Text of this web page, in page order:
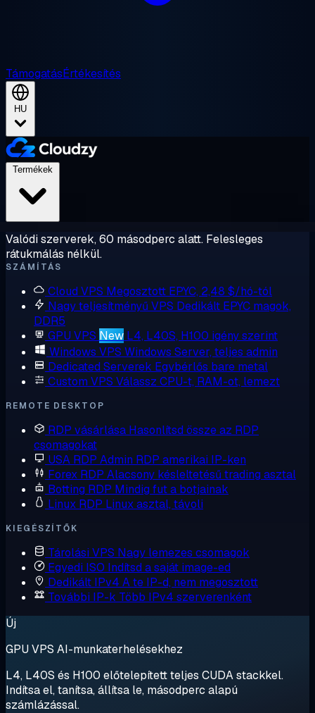
TámogatásÉrtékesítés
HU
Valódi szerverek, 60 másodperc alatt. Felesleges
rátukmálás nélkül.
SZÁMÍTÁS
Cloud VPS Megosztott EPYC, 2,48 $/hó-tól
Nagy teljesítményű VPS Dedikált EPYC magok,
DDR5
GPU VPS New L4, L40S, H100 igény szerint
Windows VPS Windows Server, teljes admin
Dedicated Serverek Egybérlős bare metal
Custom VPS Válassz CPU-t, RAM-ot, lemezt
REMOTE DESKTOP
RDP vásárlása Hasonlítsd össze az RDP
csomagokat
USA RDP Admin RDP amerikai IP-ken
Forex RDP Alacsony késleltetésű trading asztal
Botting RDP Mindig fut a botjainak
Linux RDP Linux asztal, távoli
KIEGÉSZÍTŐK
Tárolási VPS Nagy lemezes csomagok
Egyedi ISO Indítsd a saját image-ed
Dedikált IPv4 A te IP-d, nem megosztott
További IP-k Több IPv4 szerverenként
Új
GPU VPS AI-munkaterhelésekhez
L4, L40S és H100 előtelepített teljes CUDA stackkel.
Indítsa el, tanítsa, állítsa le, másodperc alapú
számlázással.